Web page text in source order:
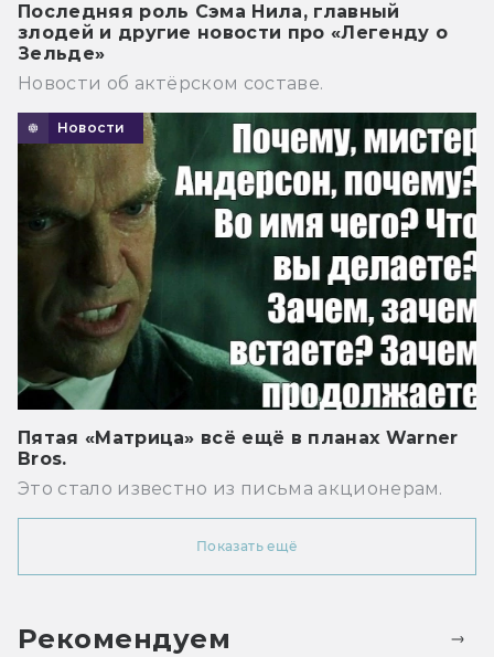
Последняя роль Сэма Нила, главный
злодей и другие новости про «Легенду о
Зельде»
Новости об актёрском составе.
Новости
Пятая «Матрица» всё ещё в планах Warner
Bros.
Это стало известно из письма акционерам.
Показать ещё
Рекомендуем